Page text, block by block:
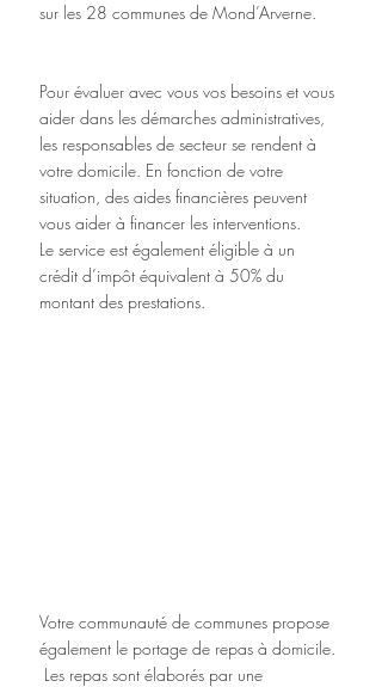
sur les 28 communes de Mond’Arverne.
Pour évaluer avec vous vos besoins et vous
aider dans les démarches administratives,
les responsables de secteur se rendent à
votre domicile. En fonction de votre
situation, des aides financières peuvent
vous aider à financer les interventions.
Le service est également éligible à un
crédit d’impôt équivalent à 50% du
montant des prestations.
Votre communauté de communes propose
également le portage de repas à domicile.
Les repas sont élaborés par une